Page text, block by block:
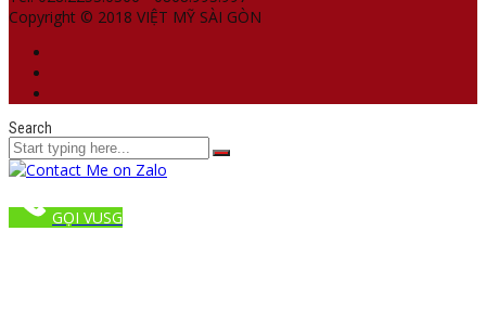
Copyright © 2018 VIỆT MỸ SÀI GÒN
Search
GỌI VUSG